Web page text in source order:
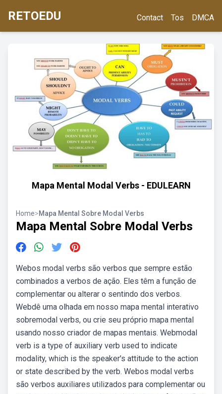
RETOEDU Contact Tos DMCA
Mapa Mental Modal Verbs - EDULEARN
Home>Mapa Mental Sobre Modal Verbs
Mapa Mental Sobre Modal Verbs
Webos modal verbs são verbos que sempre estão
combinados a verbos de ação. Eles têm a função de
complementar ou alterar o sentindo dos verbos.
Webdê uma olhada em nosso mapa mental interativo
sobremodal verbs, ou crie seu próprio mapa mental
usando nosso criador de mapas mentais. Webmodal
verb is a type of auxiliary verb used to indicate
modality, which is the speaker's attitude to the action
or state described by the verb. Webos modal verbs
são verbos auxiliares utilizados para complementar ou